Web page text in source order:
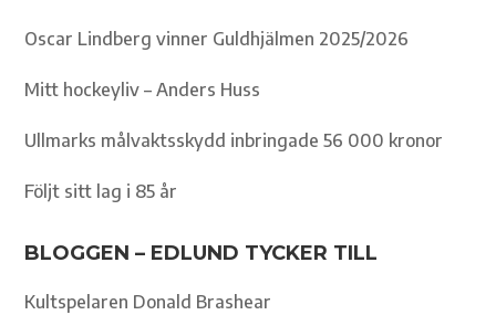
Oscar Lindberg vinner Guldhjälmen 2025/2026
Mitt hockeyliv – Anders Huss
Ullmarks målvaktsskydd inbringade 56 000 kronor
Följt sitt lag i 85 år
BLOGGEN – EDLUND TYCKER TILL
Kultspelaren Donald Brashear